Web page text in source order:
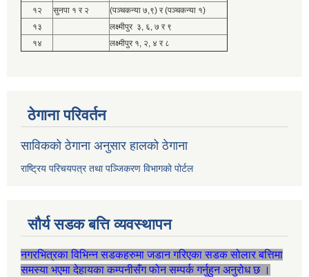
१२
सुनपा १ र २
(पञ्चकन्या ७,९) र (पञ्चकन्या १)
१३
लक्ष्मीपुर ३, ६, ७ र ९
१४
लक्ष्मीपुर १, २, ४ र ८
ठेगाना परिवर्तन
साविकको ठेगाना अनुसार हालको ठेगाना
राष्ट्रिय परिचयपत्र तथा पञ्जिकरण विभागको पोर्टल
सौर्य सडक बत्ति व्यवस्थापन
नगरभित्रका विभिन्न सडकहरुमा जडान गरिएका सडक सोलार बत्तिमा
समस्या भएमा देहायका कम्पनीसँग फोन सम्पर्क गर्नुहुन अनुरोध छ ।